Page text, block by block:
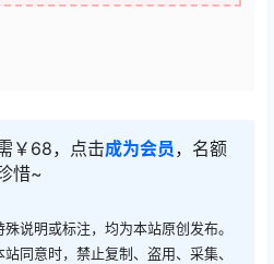
￥68，点击成为会员，名额
惜~
说明或标注，均为本站原创发布。
同意时，禁止复制、盗用、采集、